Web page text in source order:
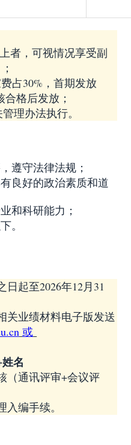
者，可视情况享受副
占30%，首期发放
格后发放；
理办法执行。
遵守法律法规；
良好的政治素质和道
和科研能力；
。
日起至2026年12月31
关业绩材料电子版发送
或
名
（通讯评审+会议评
入编手续。